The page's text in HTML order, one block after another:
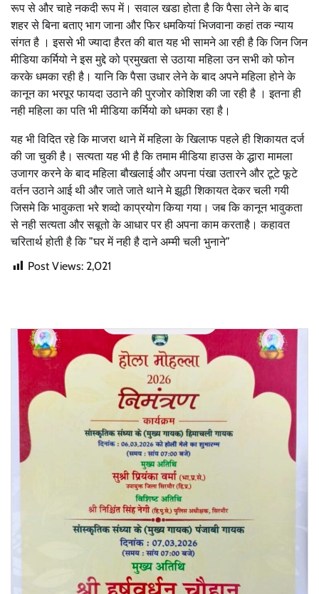
रूप से और चाहे नकदी रूप में। सवाल खडा होता है कि पैसा लेने के बाद
शहर से बिना बताए भाग जाना और फिर धमकियां भिजवाना कहां तक न्याय
संगत है । इससे भी ज्यादा हैरत की बात यह भी सामने आ रही है कि जिन जिन
मीडिया कर्मियो ने इस मुद्दे को प्रमुखता से उठाया महिला उन सभी को फोन
करके धमका रही है। यानि कि पैसा उधार लेने के बाद अपने महिला होने के
कानून का भरपूर फायदा उठाने की पुरजोर कोशिश की जा रही है । इतना ही
नही महिला का पति भी मीडिया कर्मियो को धमका रहा है।
यह भी विदित रहे कि माजरा थाने में महिला के खिलाफ पहले ही शिकायत दर्ज
की जा चुकी है। सत्यता यह भी है कि तमाम मीडिया हाउस के द्धारा मामला
उजागर करने के बाद महिला बौखलाई और अपना पंखा उतारने और टूटे फूटे
वर्तन उठाने आई थी और जाते जाते थाने मे झूठी शिकायत देकर चली गयी
जिसमे कि भावुकता भरे शव्दो काप्रयोग किया गया। जब कि कानून भावुकता
से नही सत्यता और सबूतो के आधार पर ही अपना काम करताहै। कहावत
चरितार्थ होती है कि ”घर में नही है दाने अम्मी चली भुनाने”
Post Views: 2,021